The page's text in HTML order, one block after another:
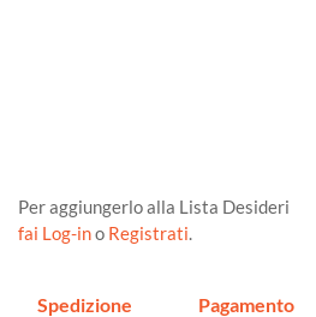
Per aggiungerlo alla Lista Desideri
fai Log-ino Registrati.
Spedizione Pagamento